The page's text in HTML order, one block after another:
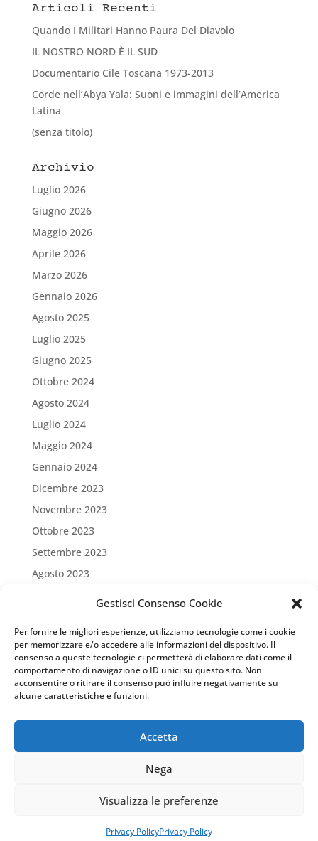
Gestisci Consenso Cookie
Per fornire le migliori esperienze, utilizziamo tecnologie come i cookie
per memorizzare e/o accedere alle informazioni del dispositivo. Il
consenso a queste tecnologie ci permetterà di elaborare dati come il
comportamento di navigazione o ID unici su questo sito. Non
acconsentire o ritirare il consenso può influire negativamente su
alcune caratteristiche e funzioni.
Accetta
Nega
Visualizza le preferenze
Privacy PolicyPrivacy Policy
Articoli Recenti
Quando I Militari Hanno Paura Del Diavolo
IL NOSTRO NORD È IL SUD
Documentario Cile Toscana 1973-2013
Corde nell’Abya Yala: Suoni e immagini dell’America
Latina
(senza titolo)
Archivio
Luglio 2026
Giugno 2026
Maggio 2026
Aprile 2026
Marzo 2026
Gennaio 2026
Agosto 2025
Luglio 2025
Giugno 2025
Ottobre 2024
Agosto 2024
Luglio 2024
Maggio 2024
Gennaio 2024
Dicembre 2023
Novembre 2023
Ottobre 2023
Settembre 2023
Agosto 2023
Maggio 2023
Aprile 2023
Marzo 2023
Settembre 2022
Marzo 2022
Centro Studi Politici "Il Sessantotto"